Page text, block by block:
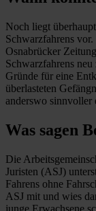
Noch liegt
Schwarzfahrens
Osnabrücker
Schwarzfahrens
Gründe für eine
überlasteten
anderswo sinnvoller
Was sagen
Die
Juristen (ASJ)
Fahrens ohne
ASJ mit und wies
junge Erwachsene